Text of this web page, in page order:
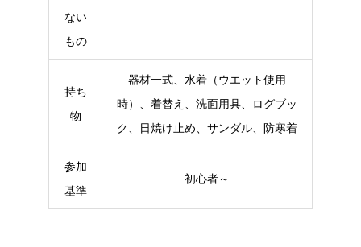
ない
もの
持ち
物
器材一式、水着（ウエット使用
時）、着替え、洗面用具、ログブッ
ク、日焼け止め、サンダル、防寒着
参加
基準
初心者～